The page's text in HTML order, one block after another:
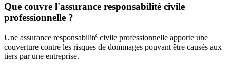
Que couvre l'assurance responsabilité civile
professionnelle ?
Une assurance responsabilité civile professionnelle apporte une
couverture contre les risques de dommages pouvant être causés aux
tiers par une entreprise.